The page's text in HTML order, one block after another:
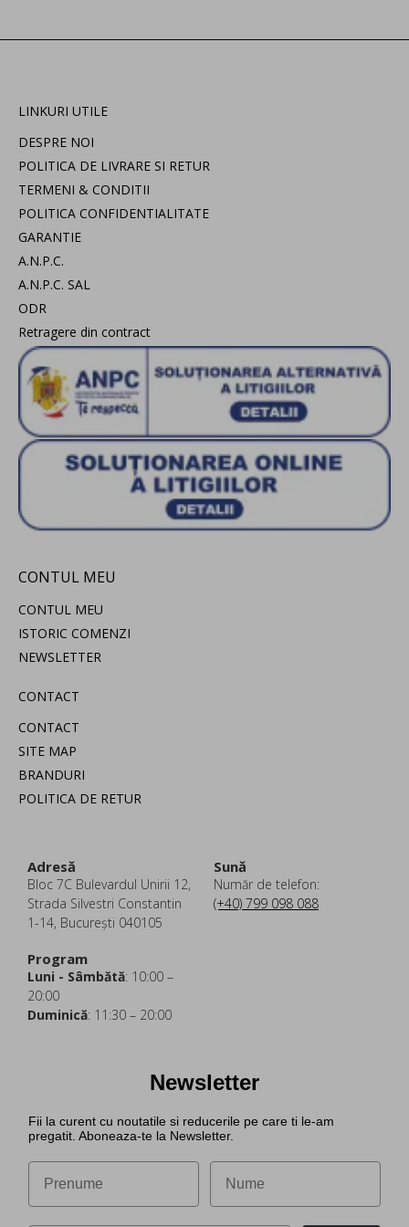
LINKURI UTILE
DESPRE NOI
POLITICA DE LIVRARE SI RETUR
TERMENI & CONDITII
POLITICA CONFIDENTIALITATE
GARANTIE
A.N.P.C.
A.N.P.C. SAL
ODR
Retragere din contract
CONTUL MEU
CONTUL MEU
ISTORIC COMENZI
NEWSLETTER
CONTACT
CONTACT
SITE MAP
BRANDURI
POLITICA DE RETUR
Adresă
Bloc 7C Bulevardul Unirii 12,
Strada Silvestri Constantin
1-14, București 040105
Sună
Număr de telefon:
(+40) 799 098 088
Program
Luni - Sâmbătă: 10:00 –
20:00
Duminică: 11:30 – 20:00
Newsletter
Fii la curent cu noutatile si reducerile pe care ti le-am
pregatit. Aboneaza-te la Newsletter.